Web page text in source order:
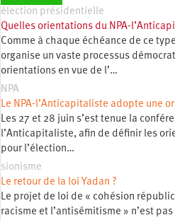
élection présidentielle
Quelles orientations du NPA-
Comme à chaque échéance de ce
organise un vaste processus
orientations en vue de l’…
NPA
Le NPA-l’Anticapitaliste adopte une
Les 27 et 28 juin s’est tenue la
l’Anticapitaliste, afin de définir les
pour l’élection…
sionisme
Le retour de la loi Yadan ?
Le projet de loi de « cohésion
racisme et l’antisémitisme » n’est